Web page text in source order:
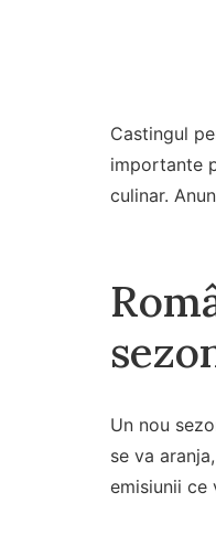
Castingul
importante
culinar.
Un nou
se va
emisiunii ce